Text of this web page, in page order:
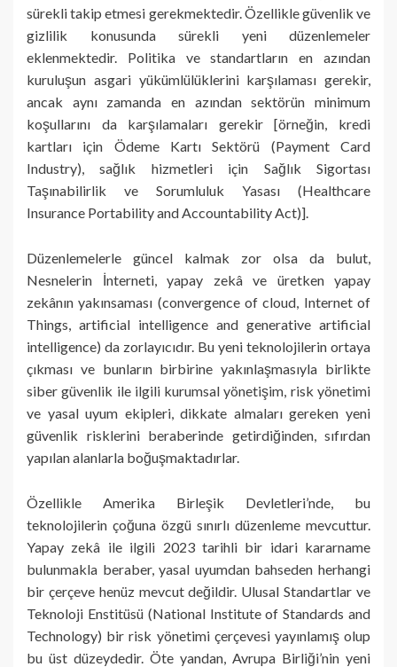
sürekli takip etmesi gerekmektedir. Özellikle güvenlik ve
gizlilik konusunda sürekli yeni düzenlemeler
eklenmektedir. Politika ve standartların en azından
kuruluşun asgari yükümlülüklerini karşılaması gerekir,
ancak aynı zamanda en azından sektörün minimum
koşullarını da karşılamaları gerekir [örneğin, kredi
kartları için Ödeme Kartı Sektörü (Payment Card
Industry), sağlık hizmetleri için Sağlık Sigortası
Taşınabilirlik ve Sorumluluk Yasası (Healthcare
Insurance Portability and Accountability Act)].
Düzenlemelerle güncel kalmak zor olsa da bulut,
Nesnelerin İnterneti, yapay zekâ ve üretken yapay
zekânın yakınsaması (convergence of cloud, Internet of
Things, artificial intelligence and generative artificial
intelligence) da zorlayıcıdır. Bu yeni teknolojilerin ortaya
çıkması ve bunların birbirine yakınlaşmasıyla birlikte
siber güvenlik ile ilgili kurumsal yönetişim, risk yönetimi
ve yasal uyum ekipleri, dikkate almaları gereken yeni
güvenlik risklerini beraberinde getirdiğinden, sıfırdan
yapılan alanlarla boğuşmaktadırlar.
Özellikle Amerika Birleşik Devletleri’nde, bu
teknolojilerin çoğuna özgü sınırlı düzenleme mevcuttur.
Yapay zekâ ile ilgili 2023 tarihli bir idari kararname
bulunmakla beraber, yasal uyumdan bahseden herhangi
bir çerçeve henüz mevcut değildir. Ulusal Standartlar ve
Teknoloji Enstitüsü (National Institute of Standards and
Technology) bir risk yönetimi çerçevesi yayınlamış olup
bu üst düzeydedir. Öte yandan, Avrupa Birliği’nin yeni